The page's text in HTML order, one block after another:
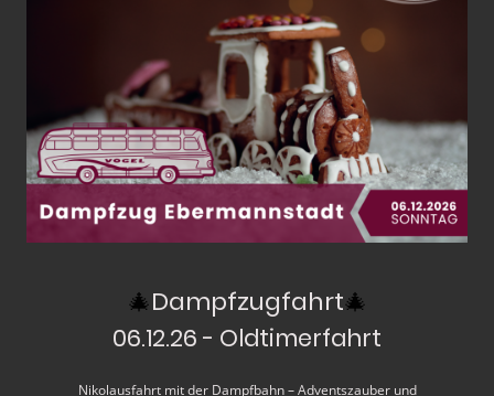
🎄Dampfzugfahrt🎄
06.12.26 - Oldtimerfahrt
Nikolausfahrt mit der Dampfbahn – Adventszauber und